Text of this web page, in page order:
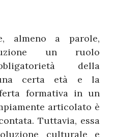
almeno a parole,
un ruolo
della
certa età e la
formativa in un
articolato è
Tuttavia, essa
culturale e